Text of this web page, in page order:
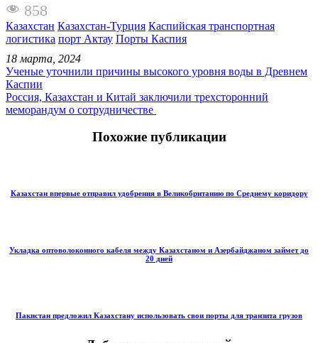
858
Казахстан Казахстан-Турция Каспийская транспортная
логистика порт Актау Порты Каспия
18 марта, 2024
Ученые уточнили причины высокого уровня воды в Древнем
Каспии
Россия, Казахстан и Китай заключили трехсторонний
меморандум о сотрудничестве
Похожие публикации
Казахстан впервые отправил удобрения в Великобританию по Среднему коридору
Укладка оптоволоконного кабеля между Казахстаном и Азербайджаном займет до
20 дней
Пакистан предложил Казахстану использовать свои порты для транзита грузов